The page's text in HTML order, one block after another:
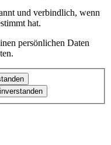
und verbindlich, wenn
hat.
persönlichen Daten